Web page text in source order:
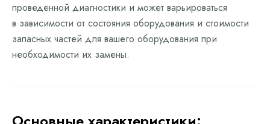
проведенной диагностики и может варьироваться
в зависимости от состояния оборудования и стоимости
запасных частей для вашего оборудования при
необходимости их замены.